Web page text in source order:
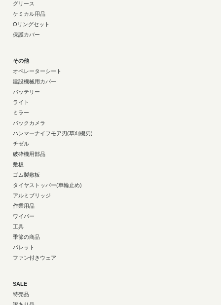
グリース
ケミカル用品
Oリングセット
保護カバー
その他
オペレーターシート
建設機械用カバー
バッテリー
ライト
ミラー
バックカメラ
ハンマーナイフモア刃(草刈機刃)
チゼル
破砕機用部品
敷板
ゴム製敷板
タイヤストッパー(車輪止め)
アルミブリッジ
作業用品
ワイパー
工具
季節の商品
パレット
ファン付きウェア
SALE
特売品